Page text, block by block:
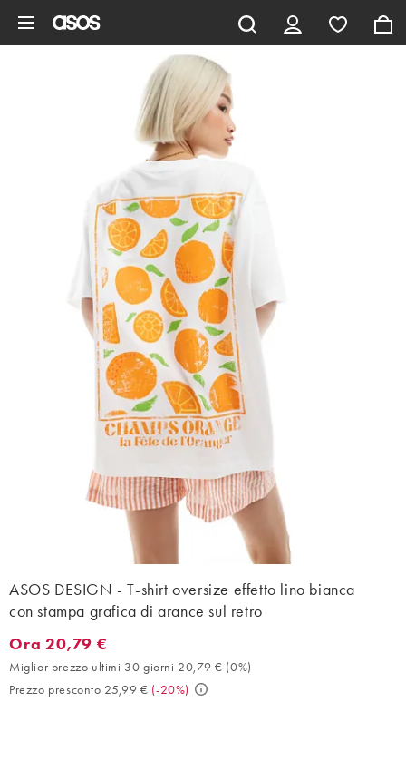
ASOS DESIGN - T-shirt oversize effetto lino bianca
con stampa grafica di arance sul retro
Ora 20,79 €. Miglior prezzo ultimi 30 giorni 20,79 € (0%).
Ora 20,79 €
Miglior prezzo ultimi 30 giorni 20,79 € (0%)
Prezzo presconto 25,99 € (-20%)